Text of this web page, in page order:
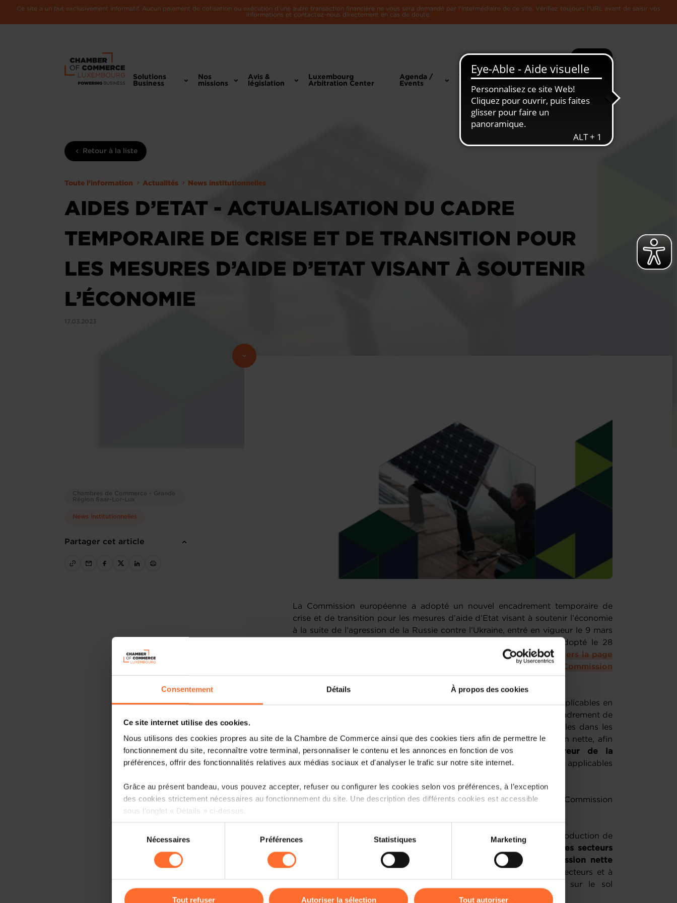
Consentement Détails À propos des cookies
Ce site internet utilise des cookies.
Nous utilisons des cookies propres au site de la Chambre de Commerce ainsi que des cookies tiers afin de permettre le
fonctionnement du site, reconnaître votre terminal, personnaliser le contenu et les annonces en fonction de vos
préférences, offrir des fonctionnalités relatives aux médias sociaux et d'analyser le trafic sur notre site internet.
Grâce au présent bandeau, vous pouvez accepter, refuser ou configurer les cookies selon vos préférences, à l’exception
des cookies strictement nécessaires au fonctionnement du site. Une description des différents cookies est accessible
sous l’onglet « Détails » ci-dessus.
Il est précisé que la navigation sur le site et certaines fonctionnalités (ex : lecture de vidéos, partage sur les réseaux
cas de refus de tous les cookies ou des cookies non nécessaires.
gauche de chaque page.
consentement
Nécessaires Préférences Statistiques Marketing
Tout refuser Autoriser la sélection Tout autoriser
Ce site a un but exclusivement informatif. Aucun paiement de cotisation ou exécution d'une autre transaction financière ne vous sera demandé par l'intermédiaire de ce site. Vérifiez toujours l'URL avant de saisir vos
informations et contactez-nous directement en cas de doute.
Recherche Plus
Solutions
Business
Nos
missions
Avis &
législation
Luxembourg
Arbitration Center
Agenda /
Events
Toute
L'Economie
Retour à la liste
Toute l'information Actualités News institutionnelles
AIDES D’ETAT - ACTUALISATION DU CADRE
TEMPORAIRE DE CRISE ET DE TRANSITION POUR
LES MESURES D’AIDE D’ETAT VISANT À SOUTENIR
L’ÉCONOMIE
17.03.2023
Chambres de Commerce - Grande
Région Saar-Lor-Lux
News institutionnelles
Partager cet article
La Commission européenne a adopté un nouvel encadrement temporaire de
crise et de transition pour les mesures d’aide d’Etat visant à soutenir l’économie
à la suite de l’agression de la Russie contre l’Ukraine, entré en vigueur le 9 mars
2023. Il remplace l’encadrement temporaire de crise précédent adopté le 28
octobre 2022 et sera en vigueur jusqu’au 31 décembre 2023 (lien vers la page
dédiée à l’encadrement de crise temporaire sur le site de la Commission
Outre la prolongation jusqu’en décembre 2023 de mesures déjà applicables en
vertu de l’encadrement temporaire de crise précédent, le nouvel encadrement de
crise temporaire vise à encourager des mesures de soutien nationales dans les
secteurs essentiels à la transition vers une économie à zéro émission nette, afin
d’accélérer les investissements et les financements en faveur de la
production de technologies propres en Europe(dispositions applicables
UnFactsheet visuel et récapitulatif est disponible sur le site de la Commission
D’une part, le nouvel encadrement temporaire de crise prévoit l’introduction de
nouvelles mesures en faveur d’investissements accélérés dans les secteurs
stratégiques pour la transition vers une économie à zéro émission nette
visant à combler le déficit d’investissements productifs dans ces secteurs et à
prévoir des incitations au déploiement de ces investissements sur le sol
européen.
Sont visés plus particulièrement :